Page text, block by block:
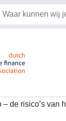
de risico’s van